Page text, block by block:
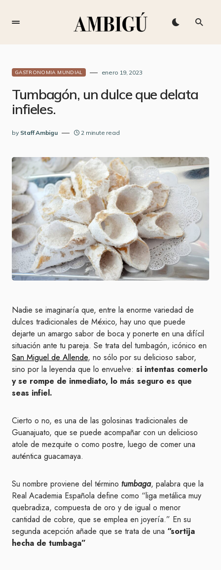
GASTRONOMIA MUNDIAL enero 19, 2023
Tumbagón, un dulce que delata
infieles.
by Staff Ambigu 2 minute read
Nadie se imaginaría que, entre la enorme variedad de
dulces tradicionales de México, hay uno que puede
dejarte un amargo sabor de boca y ponerte en una difícil
situación ante tu pareja. Se trata del tumbagón, icónico en
San Miguel de Allende, no sólo por su delicioso sabor,
sino por la leyenda que lo envuelve: si intentas comerlo
y se rompe de inmediato, lo más seguro es que
seas infiel.
Cierto o no, es una de las golosinas tradicionales de
Guanajuato, que se puede acompañar con un delicioso
atole de mezquite o como postre, luego de comer una
auténtica guacamaya.
Su nombre proviene del término tumbaga, palabra que la
Real Academia Española define como “liga metálica muy
quebradiza, compuesta de oro y de igual o menor
cantidad de cobre, que se emplea en joyería.” En su
segunda acepción añade que se trata de una “sortija
hecha de tumbaga”